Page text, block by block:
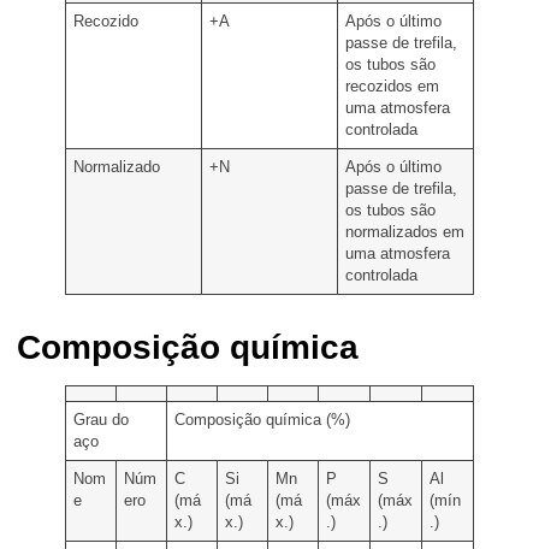
Recozido +A
Após o último
passe de trefila,
os tubos são
recozidos em
uma atmosfera
controlada
Normalizado +N
Após o último
passe de trefila,
os tubos são
normalizados em
uma atmosfera
controlada
Composição química​
Grau do
aço
Composição química (%)
Nom
e
Núm
ero
C
(má
x.)
Si
(má
x.)
Mn
(má
x.)
P
(máx
.)
S
(máx
.)
Al
(mín
.)